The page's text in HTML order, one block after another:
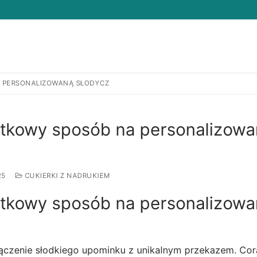
SŁODYCZ
sposób na
CUKIERKI Z NADRUKIEM
sposób na
słodkiego upominku z unikalnym przekazem.